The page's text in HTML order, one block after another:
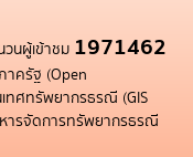
วนผู้เข้าชม 1971462
าครัฐ (Open
ทศทรัพยากรธรณี (GIS
หารจัดการทรัพยากรธรณี